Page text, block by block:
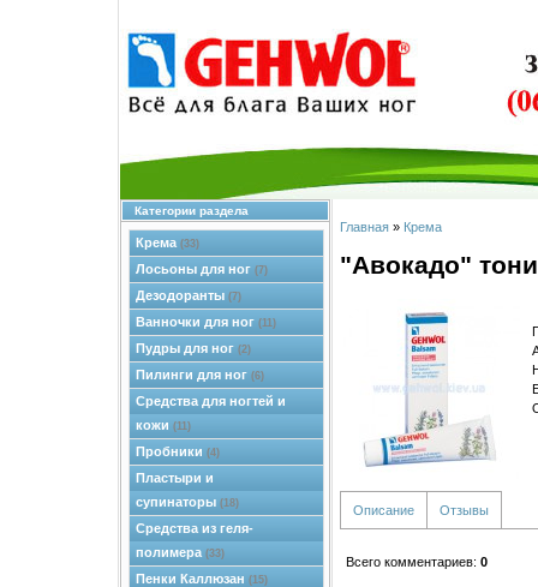
Категории раздела
Крема (33)
Лосьоны для ног (7)
Дезодоранты (7)
Ванночки для ног (11)
Пудры для ног (2)
Пилинги для ног (6)
Средства для ногтей и
кожи (11)
Пробники (4)
Пластыри и
супинаторы (18)
Средства из геля-
полимера (33)
Пенки Каллюзан (15)
Главная » Крема
"Авокадо"
Описание Отзывы
Всего комментариев: 0